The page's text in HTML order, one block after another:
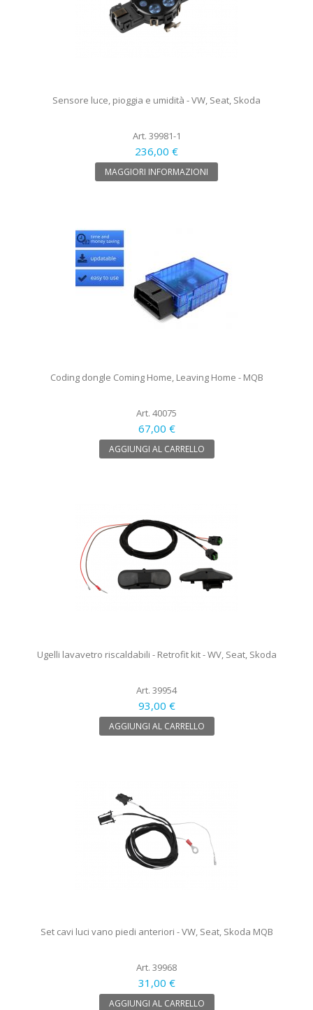
Sensore luce, pioggia e umidità - VW, Seat, Skoda
Art. 39981-1
236,00 €
MAGGIORI INFORMAZIONI
Coding dongle Coming Home, Leaving Home - MQB
Art. 40075
67,00 €
AGGIUNGI AL CARRELLO
Ugelli lavavetro riscaldabili - Retrofit kit - WV, Seat, Skoda
Art. 39954
93,00 €
AGGIUNGI AL CARRELLO
Set cavi luci vano piedi anteriori - VW, Seat, Skoda MQB
Art. 39968
31,00 €
AGGIUNGI AL CARRELLO